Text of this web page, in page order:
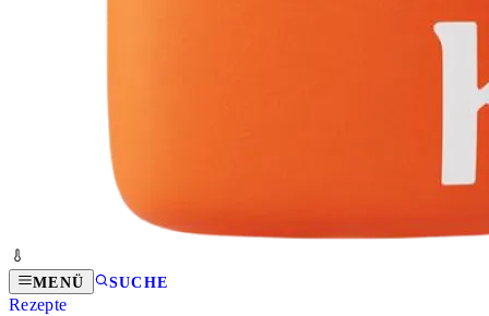
MENÜ SUCHE
Rezepte